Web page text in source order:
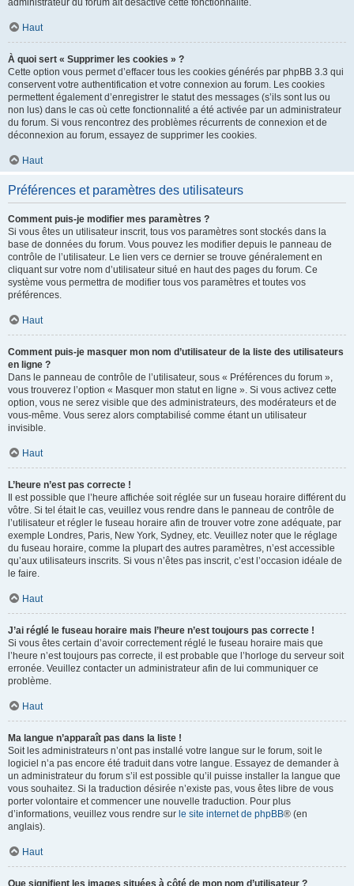
administrateur du forum ait désactivé cette fonctionnalité.
Haut
À quoi sert « Supprimer les cookies » ?
Cette option vous permet d’effacer tous les cookies générés par phpBB 3.3 qui
conservent votre authentification et votre connexion au forum. Les cookies
permettent également d’enregistrer le statut des messages (s’ils sont lus ou
non lus) dans le cas où cette fonctionnalité a été activée par un administrateur
du forum. Si vous rencontrez des problèmes récurrents de connexion et de
déconnexion au forum, essayez de supprimer les cookies.
Haut
Préférences et paramètres des utilisateurs
Comment puis-je modifier mes paramètres ?
Si vous êtes un utilisateur inscrit, tous vos paramètres sont stockés dans la
base de données du forum. Vous pouvez les modifier depuis le panneau de
contrôle de l’utilisateur. Le lien vers ce dernier se trouve généralement en
cliquant sur votre nom d’utilisateur situé en haut des pages du forum. Ce
système vous permettra de modifier tous vos paramètres et toutes vos
préférences.
Haut
Comment puis-je masquer mon nom d’utilisateur de la liste des utilisateurs
en ligne ?
Dans le panneau de contrôle de l’utilisateur, sous « Préférences du forum »,
vous trouverez l’option « Masquer mon statut en ligne ». Si vous activez cette
option, vous ne serez visible que des administrateurs, des modérateurs et de
vous-même. Vous serez alors comptabilisé comme étant un utilisateur
invisible.
Haut
L’heure n’est pas correcte !
Il est possible que l’heure affichée soit réglée sur un fuseau horaire différent du
vôtre. Si tel était le cas, veuillez vous rendre dans le panneau de contrôle de
l’utilisateur et régler le fuseau horaire afin de trouver votre zone adéquate, par
exemple Londres, Paris, New York, Sydney, etc. Veuillez noter que le réglage
du fuseau horaire, comme la plupart des autres paramètres, n’est accessible
qu’aux utilisateurs inscrits. Si vous n’êtes pas inscrit, c’est l’occasion idéale de
le faire.
Haut
J’ai réglé le fuseau horaire mais l’heure n’est toujours pas correcte !
Si vous êtes certain d’avoir correctement réglé le fuseau horaire mais que
l’heure n’est toujours pas correcte, il est probable que l’horloge du serveur soit
erronée. Veuillez contacter un administrateur afin de lui communiquer ce
problème.
Haut
Ma langue n’apparaît pas dans la liste !
Soit les administrateurs n’ont pas installé votre langue sur le forum, soit le
logiciel n’a pas encore été traduit dans votre langue. Essayez de demander à
un administrateur du forum s’il est possible qu’il puisse installer la langue que
vous souhaitez. Si la traduction désirée n’existe pas, vous êtes libre de vous
porter volontaire et commencer une nouvelle traduction. Pour plus
d’informations, veuillez vous rendre sur le site internet de phpBB® (en
anglais).
Haut
Que signifient les images situées à côté de mon nom d’utilisateur ?